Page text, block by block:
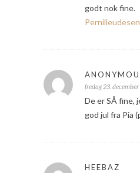
godt nok fine.
fredag 23.
De er SÅ fine,
god jul fra Pia
HEEBAZ